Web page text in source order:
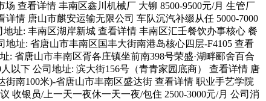
查看详情 丰南区鑫川机械厂 大铆 8500-9500元/月 生管厂
情 唐山市麒安运输无限公司 车队沉汽补缀从任 5000-7000
址: 丰南区湖岸新城 查看详情 丰南区汇壬餐饮办事核心 餐
地址: 省唐山市丰南区国丰大街南港岛核心四层-F4105 查看
: 省唐山市丰南区胥各庄镇坐前南398号荣盛·湖畔郦舍百合
以下 公司地址: 滨大街156号（青青家园底商） 查看详情 唐
南100米)-省唐山市丰南区盛达街 查看详情 职业手艺学院
收银员/上一天一夜休一天一夜/包住 2500-3000元/月 公司消